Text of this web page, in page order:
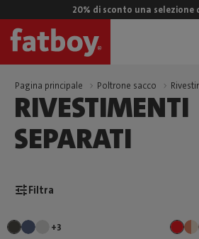
20% di sconto una selezione
Pagina principale Poltrone sacco
RIVESTIMENTI
SEPARATI
Filtra
+3